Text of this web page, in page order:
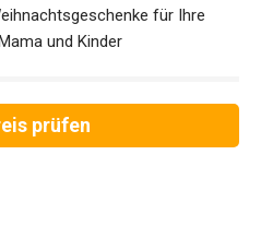
für Ihre
und Kinder
prüfen